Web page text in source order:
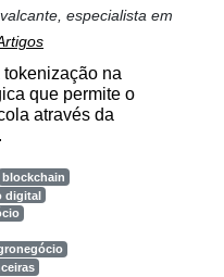
especialista em
na
que permite o
através da
blockchain
digital